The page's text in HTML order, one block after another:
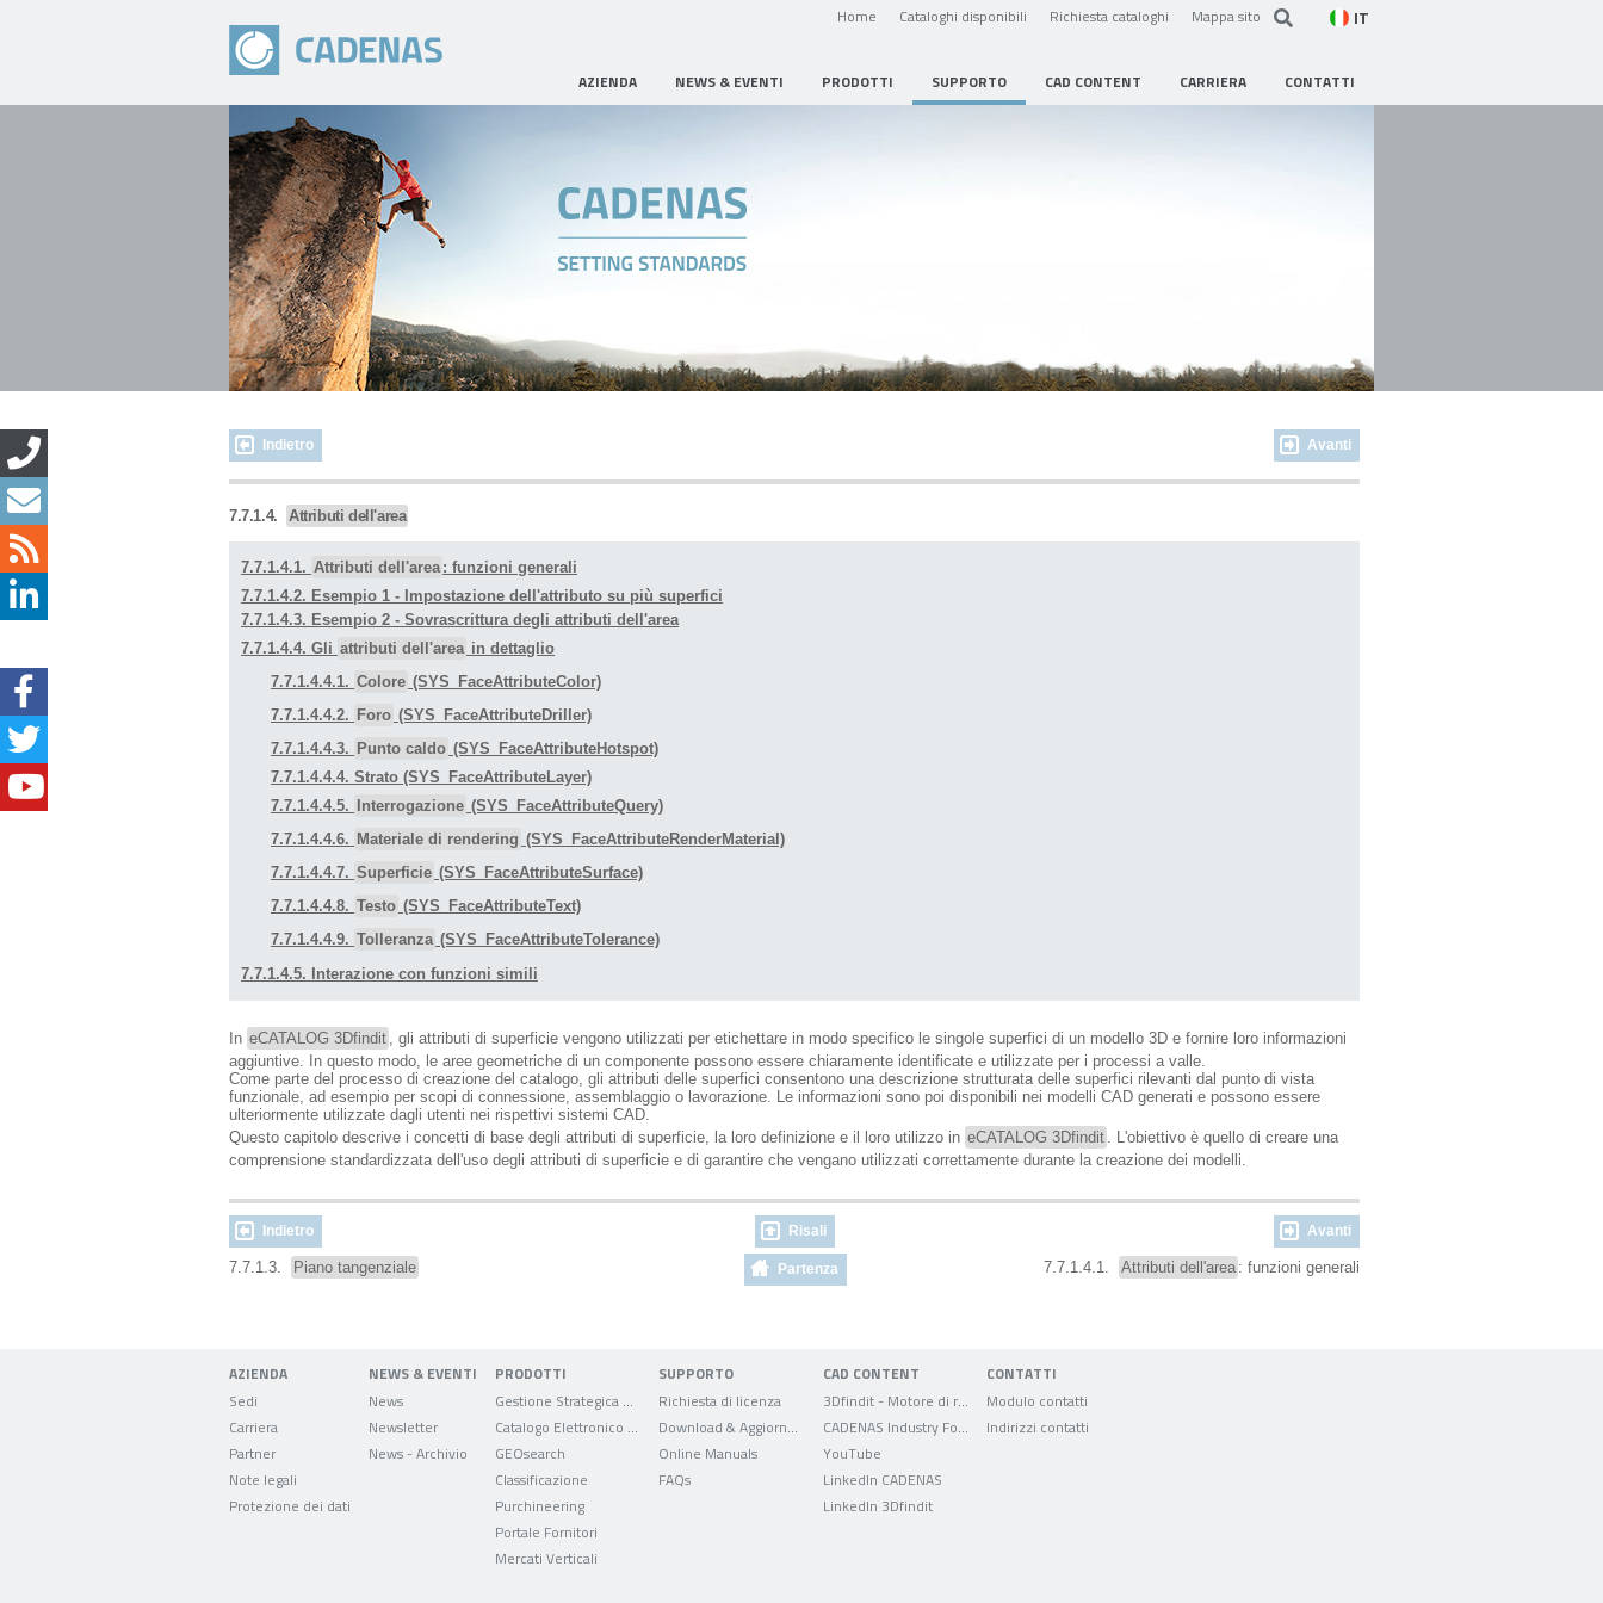
Home Cataloghi disponibili Richiesta cataloghi Mappa sito IT
AZIENDA NEWS & EVENTI PRODOTTI SUPPORTO CAD CONTENT CARRIERA CONTATTI
Indietro Avanti
7.7.1.4. Attributi dell'area
7.7.1.4.1. Attributi dell'area : funzioni generali
7.7.1.4.2. Esempio 1 - Impostazione dell'attributo su più superfici
7.7.1.4.3. Esempio 2 - Sovrascrittura degli attributi dell'area
7.7.1.4.4. Gli attributi dell'area in dettaglio
7.7.1.4.4.1. Colore (SYS_FaceAttributeColor)
7.7.1.4.4.2. Foro (SYS_FaceAttributeDriller)
7.7.1.4.4.3. Punto caldo (SYS_FaceAttributeHotspot)
7.7.1.4.4.4. Strato (SYS_FaceAttributeLayer)
7.7.1.4.4.5.
Interrogazione (SYS_FaceAttributeQuery)
7.7.1.4.4.6. Materiale di rendering (SYS_FaceAttributeRenderMaterial)
7.7.1.4.4.7. Superficie (SYS_FaceAttributeSurface)
7.7.1.4.4.8. Testo (SYS_FaceAttributeText)
7.7.1.4.4.9. Tolleranza (SYS_FaceAttributeTolerance)
7.7.1.4.5. Interazione con funzioni simili
In eCATALOG 3Dfindit , gli attributi di superficie vengono utilizzati per etichettare in modo specifico le singole superfici di un modello 3D e fornire loro informazioni
aggiuntive. In questo modo, le aree geometriche di un componente possono essere chiaramente identificate e utilizzate per i processi a valle.
Come parte del processo di creazione del catalogo, gli attributi delle superfici consentono una descrizione strutturata delle superfici rilevanti dal punto di vista
funzionale, ad esempio per scopi di connessione, assemblaggio o lavorazione. Le informazioni sono poi disponibili nei modelli CAD generati e possono essere
ulteriormente utilizzate dagli utenti nei rispettivi sistemi CAD.
Questo capitolo descrive i concetti di base degli attributi di superficie, la loro definizione e il loro utilizzo in eCATALOG 3Dfindit . L'obiettivo è quello di creare una
comprensione standardizzata dell'uso degli attributi di superficie e di garantire che vengano utilizzati correttamente durante la creazione dei modelli.
Indietro Risali Avanti
7.7.1.3. Piano tangenziale Partenza 7.7.1.4.1. Attributi dell'area : funzioni generali
AZIENDA
Sedi
Carriera
Partner
Note legali
Protezione dei dati
NEWS & EVENTI
News
Newsletter
News - Archivio
PRODOTTI
GEOsearch
Classificazione
Purchineering
Portale Fornitori
Mercati Verticali
SUPPORTO
Richiesta di licenza
Online Manuals
FAQs
CAD CONTENT
3Dfindit - Motore di ricerca per dati CAD
YouTube
LinkedIn CADENAS
LinkedIn 3Dfindit
CONTATTI
Modulo contatti
Indirizzi contatti